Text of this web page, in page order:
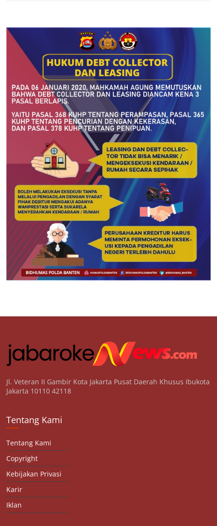
Jl. Veteran II Gambir Kota Jakarta Pusat Daerah Khusus Ibukota
Jakarta 10110 42118
Tentang Kami
Tentang Kami
Copyright
Kebijakan Privasi
Karir
Iklan